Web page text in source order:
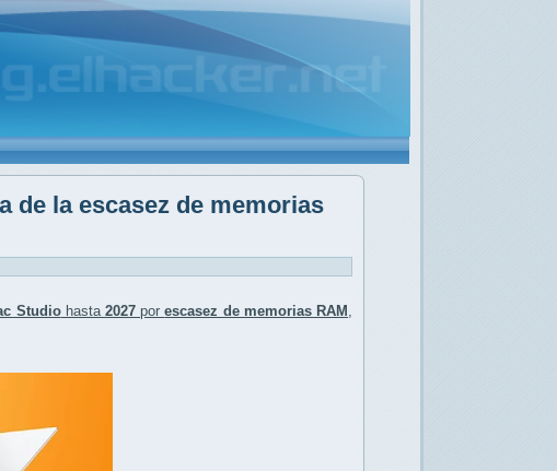
de la escasez de memorias
Studiohasta2027 porescasez de memorias RAM